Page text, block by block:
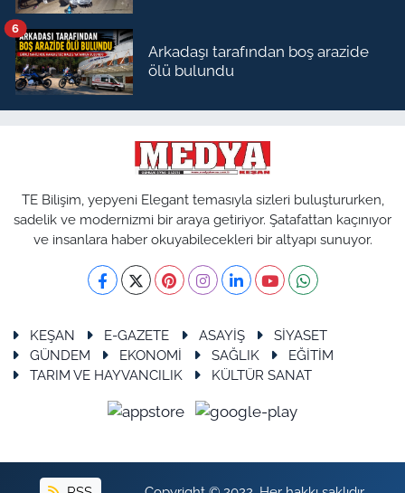
Arkadaşı tarafından boş arazide
ölü bulundu
6
TE Bilişim, yepyeni Elegant temasıyla sizleri buluştururken,
sadelik ve modernizmi bir araya getiriyor. Şatafattan kaçınıyor
ve insanlara haber okuyabilecekleri bir altyapı sunuyor.
KEŞAN E-GAZETE ASAYİŞ
SİYASET
GÜNDEM
EKONOMİ SAĞLIK
EĞİTİM
TARIM VE HAYVANCILIK
KÜLTÜR SANAT